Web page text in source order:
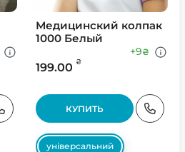
Медицинский колпак
1000 Белый
199.00 ₴
+9₴
КУПИТЬ
універсальний